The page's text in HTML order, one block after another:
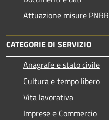
Attuazione misure PNRR
CATEGORIE DI SERVIZIO
Anagrafe e stato civile
Cultura e tempo libero
Vita lavorativa
Imprese e Commercio